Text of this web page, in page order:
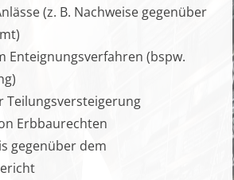
(z. B. Nachweise gegenüber
Enteignungsverfahren (bspw.
Teilungsversteigerung
Erbbaurechten
gegenüber dem